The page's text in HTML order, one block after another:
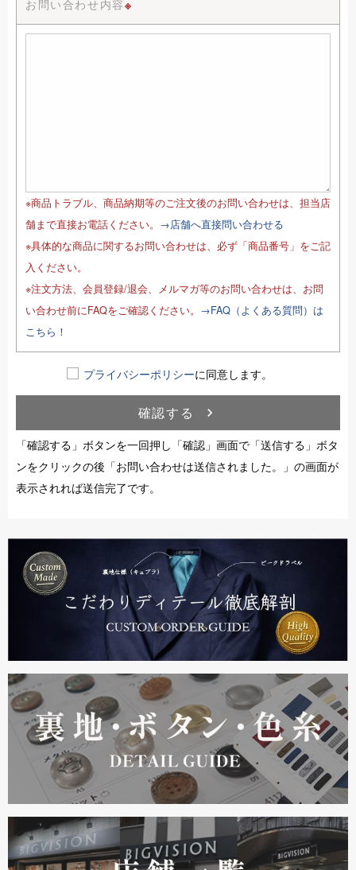
お問い合わせ内容※
※商品トラブル、商品納期等のご注文後のお問い合わせは、担当店
舗まで直接お電話ください。 →店舗へ直接問い合わせる
※具体的な商品に関するお問い合わせは、必ず「商品番号」をご記
入ください。
※注文方法、会員登録/退会、メルマガ等のお問い合わせは、お問
い合わせ前にFAQをご確認ください。 →FAQ（よくある質問）は
こちら！
プライバシーポリシーに同意します。
確認する
navigate_next
「確認する」ボタンを一回押し「確認」画面で「送信する」ボタ
ンをクリックの後「お問い合わせは送信されました。」の画面が
表示されれば送信完了です。